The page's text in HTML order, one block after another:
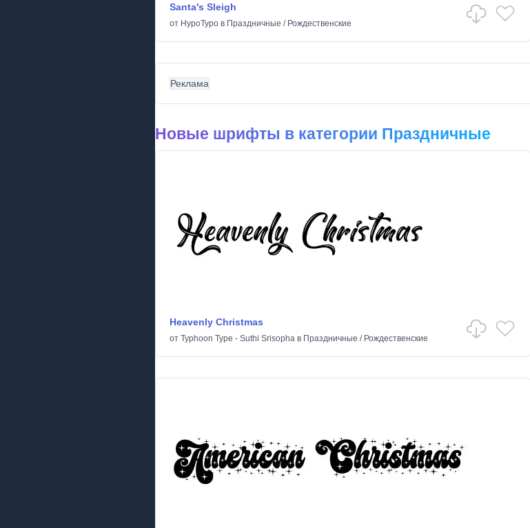
Santa's Sleigh
от HypoTypo в Праздничные / Рождественские
Реклама
Новые шрифты в категории Праздничные
Heavenly Christmas
от Typhoon Type - Suthi Srisopha в Праздничные / Рождественские